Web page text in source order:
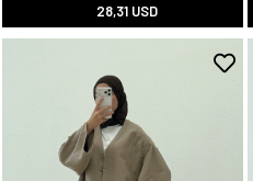
28,31 USD